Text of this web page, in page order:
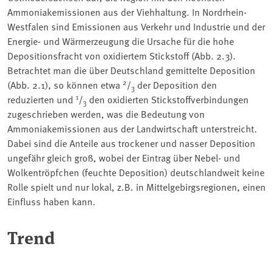
Ammoniakemissionen aus der Viehhaltung. In Nordrhein-
Westfalen sind Emissionen aus Verkehr und Industrie und der
Energie- und Wärmerzeugung die Ursache für die hohe
Depositionsfracht von oxidiertem Stickstoff (Abb. 2.3).
Betrachtet man die über Deutschland gemittelte Deposition
(Abb. 2.1), so können etwa 2/3 der Deposition den
reduzierten und 1/3 den oxidierten Stickstoffverbindungen
zugeschrieben werden, was die Bedeutung von
Ammoniakemissionen aus der Landwirtschaft unterstreicht.
Dabei sind die Anteile aus trockener und nasser Deposition
ungefähr gleich groß, wobei der Eintrag über Nebel- und
Wolkentröpfchen (feuchte Deposition) deutschlandweit keine
Rolle spielt und nur lokal, z.B. in Mittelgebirgsregionen, einen
Einfluss haben kann.
Trend